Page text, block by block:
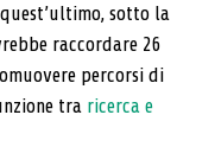
sotto la
raccordare 26
percorsi di
tra ricerca e